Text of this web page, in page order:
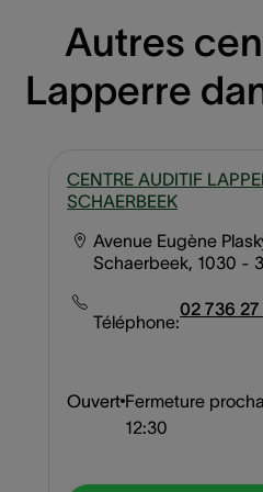
Autres
Lapperre
CENTRE AUDITIF
SCHAERBEEK
Avenue Eugène
Schaerbeek, 1030 -
Téléphone:
02 736 27
Ouvert Fermeture
12:30